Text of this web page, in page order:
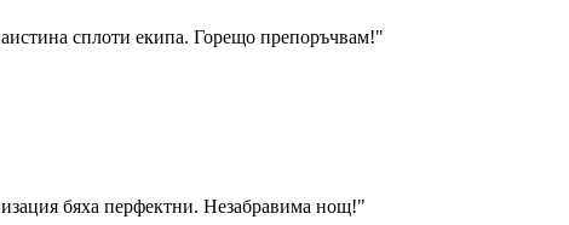
сплоти екипа. Горещо препоръчвам!"
бяха перфектни. Незабравима нощ!"